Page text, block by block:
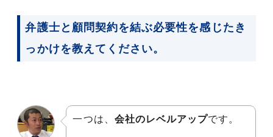
弁護士と顧問契約を結ぶ必要性を感じたき
っかけを教えてください。
一つは、 会社のレベルアップです。